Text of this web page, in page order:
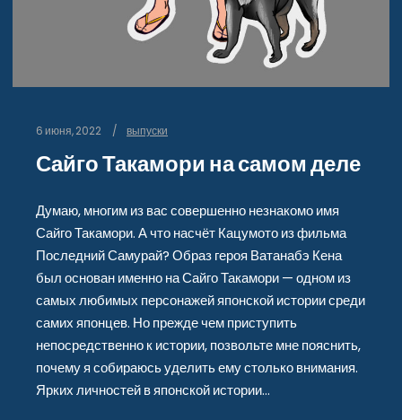
6 июня, 2022 выпуски
Сайго Такамори на самом деле
Думаю, многим из вас совершенно незнакомо имя
Сайго Такамори. А что насчёт Кацумото из фильма
Последний Самурай? Образ героя Ватанабэ Кена
был основан именно на Сайго Такамори — одном из
самых любимых персонажей японской истории среди
самих японцев. Но прежде чем приступить
непосредственно к истории, позвольте мне пояснить,
почему я собираюсь уделить ему столько внимания.
Ярких личностей в японской истории…